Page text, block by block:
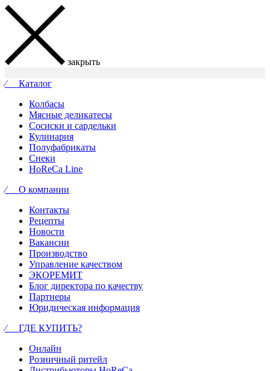
закрыть
⁄ Каталог
Колбасы
Мясные деликатесы
Сосиски и сардельки
Кулинария
Полуфабрикаты
Снеки
HoReCa Line
⁄ О компании
Контакты
Рецепты
Новости
Вакансии
Производство
Управление качеством
ЭКОРЕМИТ
Блог директора по качеству
Партнеры
Юридическая информация
⁄ ГДЕ КУПИТЬ?
Онлайн
Розничный ритейл